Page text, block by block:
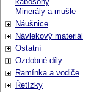
Minerály a mušle
Náušnice
Návlekový materiál
Ostatní
Ozdobné díly
Ramínka a vodiče
Řetízky